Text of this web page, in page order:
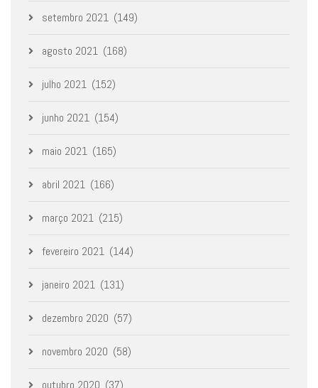
setembro 2021 (149)
agosto 2021 (168)
julho 2021 (152)
junho 2021 (154)
maio 2021 (165)
abril 2021 (166)
março 2021 (215)
fevereiro 2021 (144)
janeiro 2021 (131)
dezembro 2020 (57)
novembro 2020 (58)
outubro 2020 (37)